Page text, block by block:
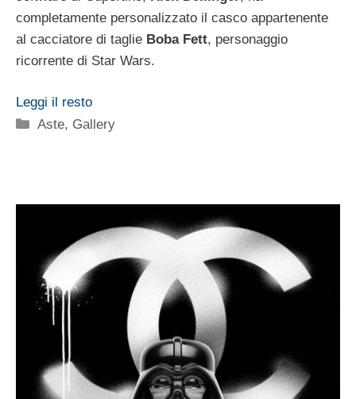
completamente personalizzato il casco appartenente
al cacciatore di taglie Boba Fett, personaggio
ricorrente di Star Wars.
Leggi il resto
Categorie
Aste, Gallery